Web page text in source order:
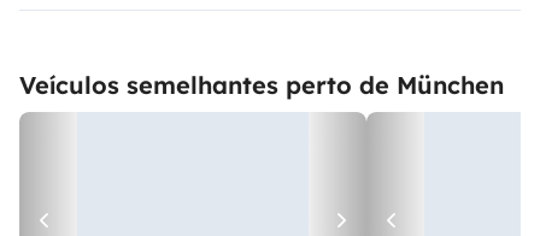
Veículos semelhantes perto de München